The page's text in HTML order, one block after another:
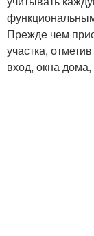
Идеи для
Прежде чем
участка,
вход, окна